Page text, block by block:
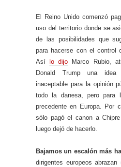
El Reino Unido comenzó
uso del territorio donde se
de las posibilidades que
para hacerse con el control
Así
lo dijo Marco Rubio,
Donald Trump una
inaceptable para la opinión
todo la danesa, pero
precedente en Europa. Por
sólo pagó el canon a
luego dejó de hacerlo.
Bajamos un escalón más
dirigentes europeos